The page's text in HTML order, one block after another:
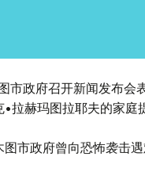
市政府召开新闻发布会
拉赫玛图拉耶夫的家庭
图市政府曾向恐怖袭击